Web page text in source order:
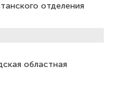
отделения
областная